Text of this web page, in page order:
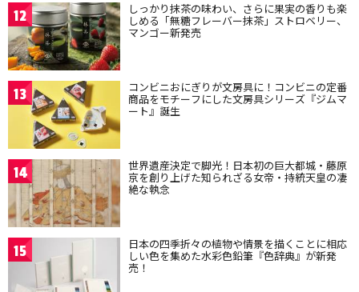
12 しっかり抹茶の味わい、さらに果実の香りも楽
しめる「無糖フレーバー抹茶」ストロベリー、
マンゴー新発売
13 コンビニおにぎりが文房具に！コンビニの定番
商品をモチーフにした文房具シリーズ『ジムマ
ート』誕生
14 世界遺産決定で脚光！日本初の巨大都城・藤原
京を創り上げた知られざる女帝・持統天皇の凄
絶な執念
15 日本の四季折々の植物や情景を描くことに相応
しい色を集めた水彩色鉛筆『色辞典』が新発
売！